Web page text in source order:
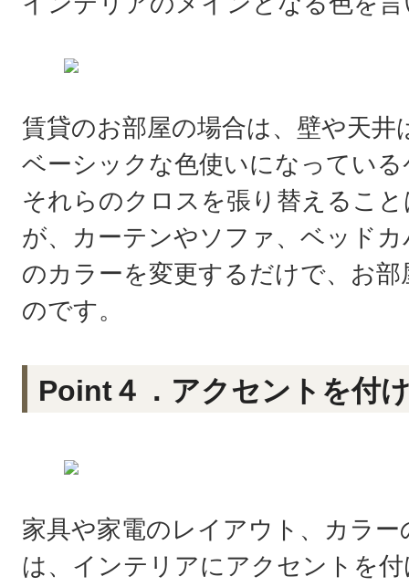
賃貸のお部屋の場合は、壁や天
ベーシックな色使いになってい
それらのクロスを張り替えるこ
が、カーテンやソファ、ベッド
のカラーを変更するだけで、お
のです。
Point４．アクセントを付
家具や家電のレイアウト、カラ
は、インテリアにアクセントを